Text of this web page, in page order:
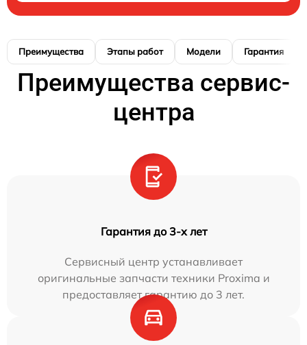
Преимущества Этапы работ Модели Гарантия
Преимущества сервис-
центра
Гарантия до 3-х лет
Сервисный центр устанавливает
оригинальные запчасти техники Proxima и
предоставляет гарантию до 3 лет.